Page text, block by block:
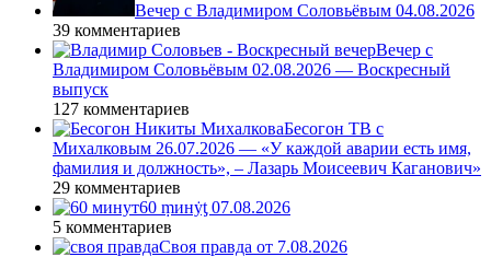
Вечер с Владимиром Соловьёвым 04.08.2026
39 комментариев
Вечер с
Владимиром Соловьёвым 02.08.2026 — Воскресный
выпуск
127 комментариев
Бесогон ТВ с
Михалковым 26.07.2026 — «У каждой аварии есть имя,
фамилия и должность», – Лазарь Моисеевич Каганович»
29 комментариев
60 ṃинẏƫ 07.08.2026
5 комментариев
Своя правда от 7.08.2026